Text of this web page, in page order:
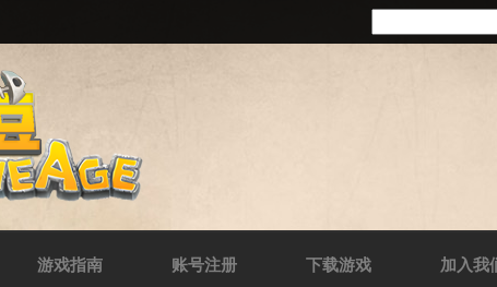
游戏指南 账号注册 下载游戏 加入我